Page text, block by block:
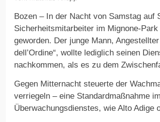
Bozen – In der Nacht von Samstag auf
Sicherheitsmitarbeiter im Mignone-
geworden. Der junge Mann,
dell’Ordine“, wollte lediglich seinen
nachkommen, als es zu dem
Gegen Mitternacht steuerte der
verriegeln – eine Standardmaßnahme
Überwachungsdienstes, wie Alto Adige